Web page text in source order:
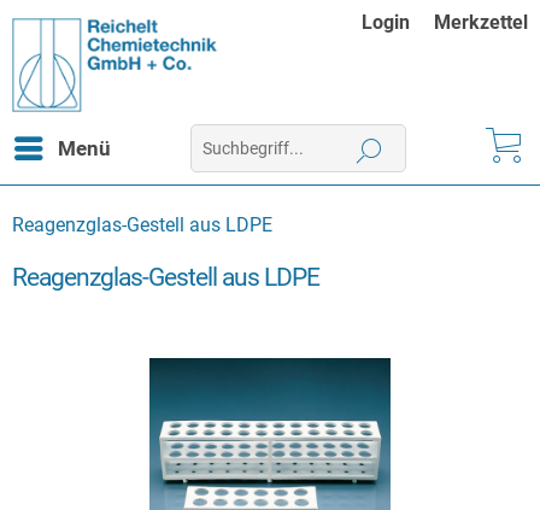
Login Merkzettel
Menü
Reagenzglas-Gestell aus LDPE
Reagenzglas-Gestell aus LDPE